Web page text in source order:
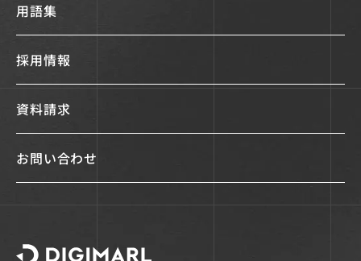
用語集
採用情報
資料請求
お問い合わせ